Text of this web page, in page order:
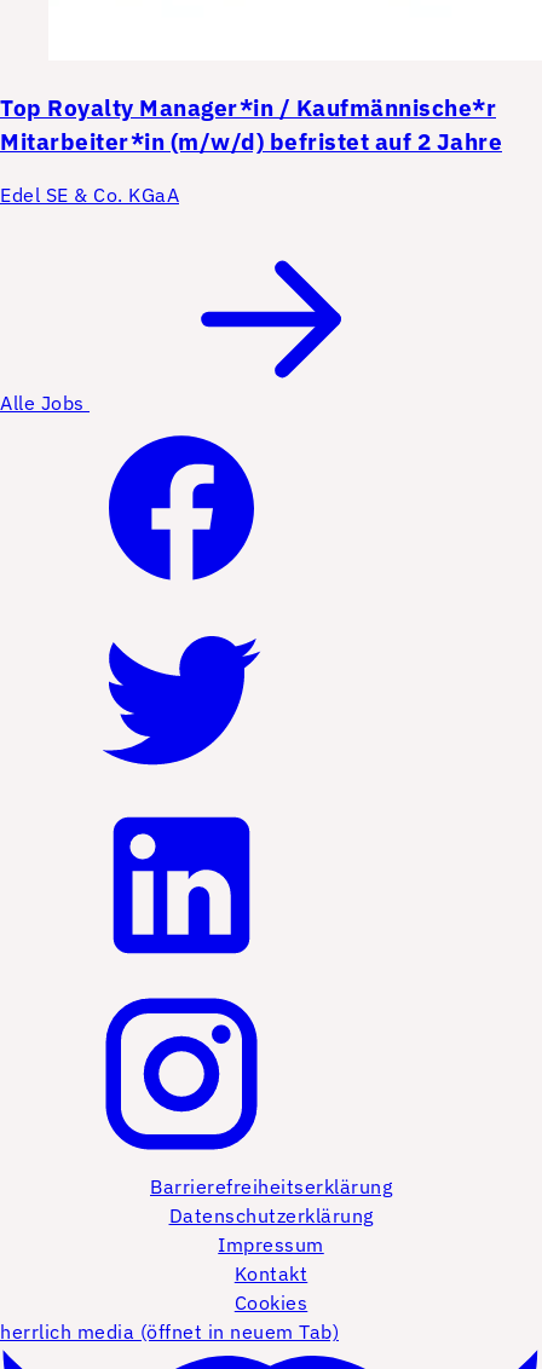
Top Royalty Manager*in / Kaufmännische*r
Mitarbeiter*in (m/w/d) befristet auf 2 Jahre
Edel SE & Co. KGaA
Alle Jobs
Barrierefreiheitserklärung
Datenschutzerklärung
Impressum
Kontakt
Cookies
herrlich media (öffnet in neuem Tab)